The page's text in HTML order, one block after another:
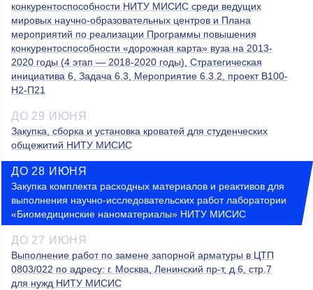
конкурентоспособности НИТУ МИСИС среди ведущих
мировых научно-образовательных центров и Плана
мероприятий по реализации Программы повышения
конкурентоспособности «дорожная карта» вуза на 2013-
2020 годы (4 этап — 2018-2020 годы), Стратегическая
инициатива 6, Задача 6.3, Мероприятие 6.3.2, проект В100-
Н2-П21
ДО 29 ИЮНЯ
Закупка, сборка и установка кроватей для студенческих
общежитий НИТУ МИСИС
ДО 28 ИЮНЯ
Закупка комплекта расходных материалов и реактивов для
выполнения научно-исследовательских работ лаборатории
«Биомедицинские наноматериалы» НИТУ МИСИС
ДО 27 ИЮНЯ
Выполнение работ по замене запорной арматуры в ЦТП
0803/022 по адресу: г. Москва, Ленинский пр-т, д.6, стр.7
для нужд НИТУ МИСИС